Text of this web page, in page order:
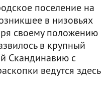
поселение на
в низовьях
своему положению
в крупный
Скандинавию с
ведутся здесь